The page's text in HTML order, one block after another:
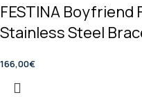
FESTINA Boyfriend
Stainless Steel
166,00€